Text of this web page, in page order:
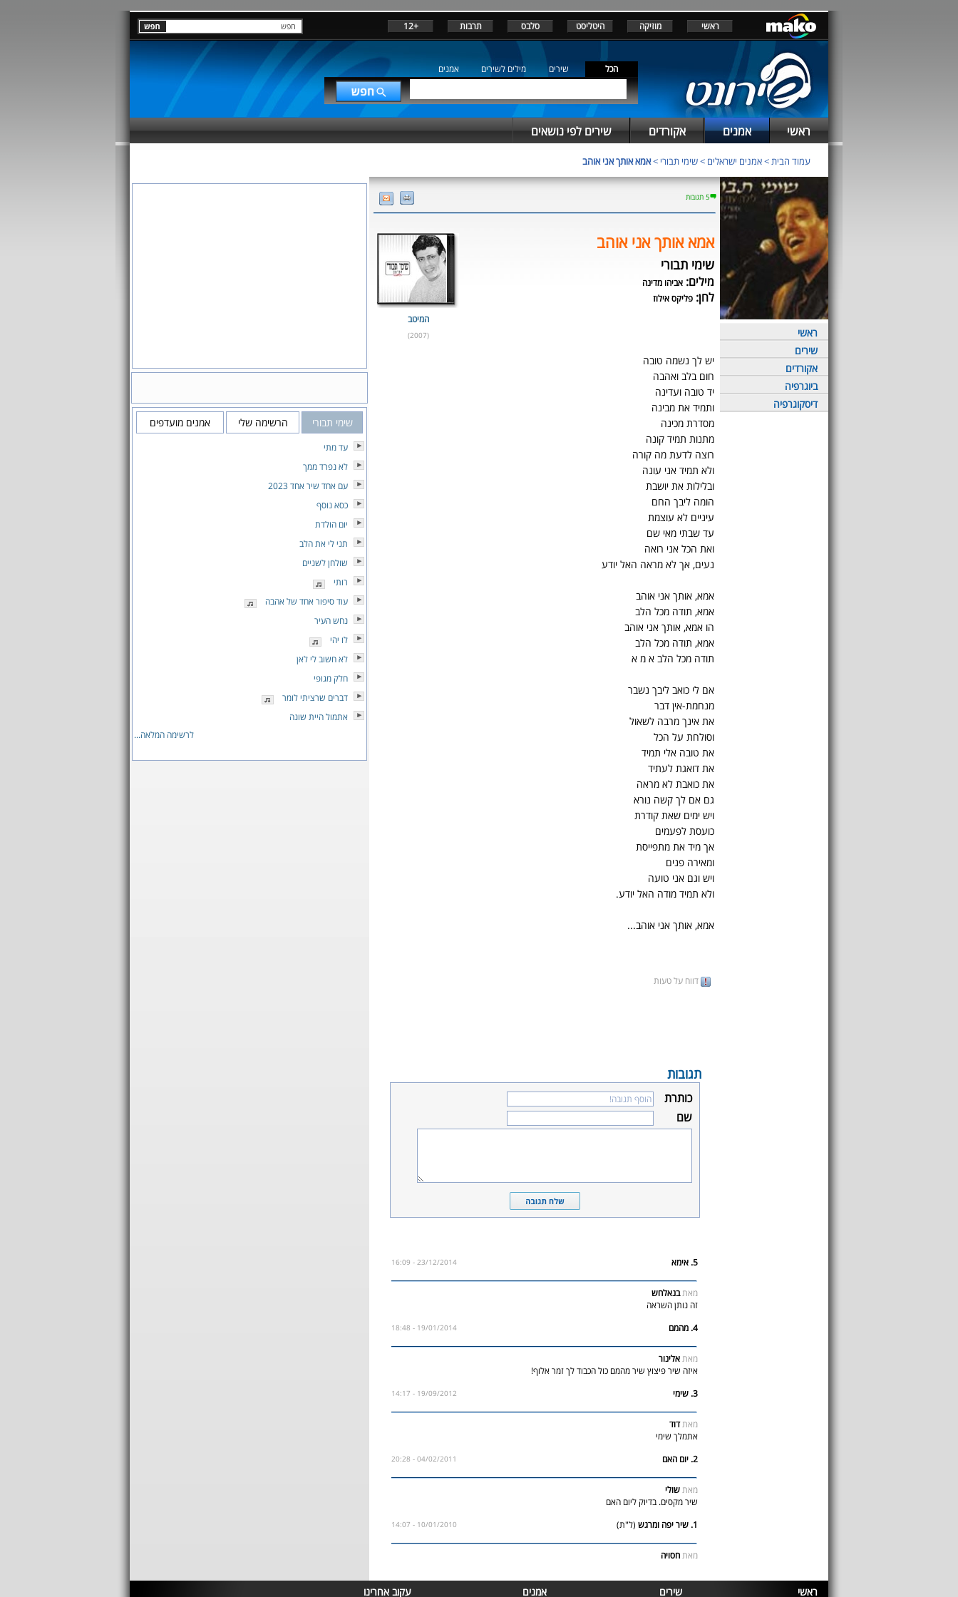
ראשי מוזיקה היטליסט סלבס תרבות +12
הכל שירים מילים לשירים אמנים
ראשי אמנים אקורדים שירים לפי נושאים
עמוד הבית>אמנים ישראלים >שימי תבורי >אמא אותך אני אוהב
ראשי
שירים
אקורדים
ביוגרפיה
דיסקוגרפיה
5 תגובות
אמא אותך אני אוהב
שימי תבורי
מילים: אביהו מדינה
לחן: פליקס אילוז
יש לך נשמה טובה
חום בלב ואהבה
יד טובה ועדינה
ותמיד את מבינה
מסדרת מכינה
מתנות תמיד קונה
רוצה לדעת מה קורה
ולא תמיד אני עונה
ובלילות את יושבת
הומה ליבך החם
עיניים לא עוצמת
עד שבתי מאי שם
ואת הכל אני רואה
נעים, אך לא מראה האל יודע
אמא, אותך אני אוהב
אמא, תודה מכל הלב
הו אמא, אותך אני אוהב
אמא, תודה מכל הלב
תודה מכל הלב א מ א
אם לי כואב ליבך נשבר
מנחמת-אין דבר
את אינך מרבה לשאול
וסולחת על הכל
את טובה אלי תמיד
את דואגת לעתיד
את כואבת לא מראה
גם אם לך קשה נורא
ויש ימים שאת קודרת
כועסת לפעמים
אך מיד את מתפייסת
ומאירה פנים
ויש וגם אני טועה
ולא תמיד מודה האל יודע.
אמא, אותך אני אוהב...
המיטב
(2007)
דווח על טעות
תגובות
כותרת
שם
5. אימא 23/12/2014 - 16:09
מאתבנאלחש
זה נותן השראה
4. מהמם
19/01/2014 - 18:48
מאתאלינור
איזה שיר פיצוץ שיר מהמם כול הכבוד לך זמר אלוף!
3. שימי
19/09/2012 - 14:17
מאתדוד
אתמלך שימי
2. יום האם
04/02/2011 - 20:28
מאתשולי
שיר מקסים. בדיוק ליום האם
1. שיר יפה ומרגש
(ל"ת) 10/01/2010 - 14:07
מאתחסויה
שימי תבורי הרשימה שלי אמנים מועדפים
עד מתי
לא נפרד ממך
עם אחד שיר אחד 2023
כסא נוסף
יום הולדת
תני לי את הלב
שולחן לשניים
רותי
עוד סיפור אחד של אהבה
נחש העיר
לו יהי
לא חשוב לי לאן
חלק מגופי
דברים שרציתי לומר
אתמול היית שונה
לרשימה המלאה...
ראשי שירים אמנים עקוב אחרינו